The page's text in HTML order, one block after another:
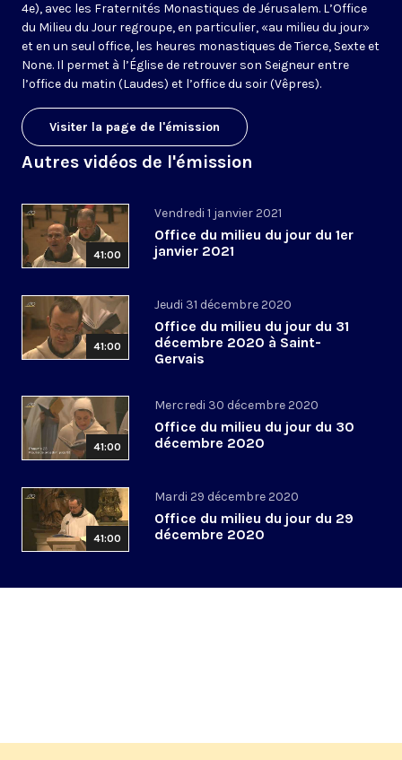
4e), avec les Fraternités Monastiques de Jérusalem. L’Office
du Milieu du Jour regroupe, en particulier, «au milieu du jour»
et en un seul office, les heures monastiques de Tierce, Sexte et
None. Il permet à l’Église de retrouver son Seigneur entre
l’office du matin (Laudes) et l’office du soir (Vêpres).
Visiter la page de l'émission
Autres vidéos de l'émission
41:00
Vendredi 1 janvier 2021
Office du milieu du jour du 1er
janvier 2021
41:00
Jeudi 31 décembre 2020
Office du milieu du jour du 31
décembre 2020 à Saint-
Gervais
41:00
Mercredi 30 décembre 2020
Office du milieu du jour du 30
décembre 2020
41:00
Mardi 29 décembre 2020
Office du milieu du jour du 29
décembre 2020